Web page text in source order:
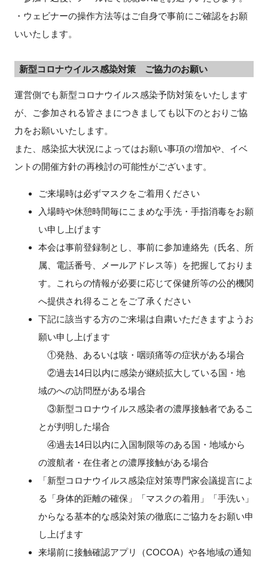
・ウェビナーの操作方法等はご自身で事前にご確認をお願
いいたします。
新型コロナウイルス感染対策 ご協力のお願い
運営側でも新型コロナウイルス感染予防対策をいたします
が、ご参加される皆さまにつきましても以下のとおりご協
力をお願いいたします。
また、感染拡大状況によってはお願い事項の増加や、イベ
ントの開催方針の再検討の可能性がございます。
ご来場時は必ずマスクをご着用ください
入場時や休憩時間毎にこまめな手洗・手指消毒をお願
い申し上げます
本会は事前登録制とし、事前に参加連絡先（氏名、所
属、電話番号、メールアドレス等）を把握しておりま
す。これらの情報が必要に応じて保健所等の公的機関
へ提供され得ることをご了承ください
下記に該当する方のご来場は自粛いただきますようお
願い申し上げます
①発熱、あるいは咳・咽頭痛等の症状がある場合
②過去14日以内に感染が継続拡大している国・地
域のへの訪問歴がある場合
③新型コロナウイルス感染者の濃厚接触者であるこ
とが判明した場合
④過去14日以内に入国制限等のある国・地域から
の渡航者・在住者との濃厚接触がある場合
「新型コロナウイルス感染症対策専門家会議提言によ
る「身体的距離の確保」「マスクの着用」「手洗い」
からなる基本的な感染対策の徹底にご協力をお願い申
し上げます
来場前に接触確認アプリ（COCOA）や各地域の通知